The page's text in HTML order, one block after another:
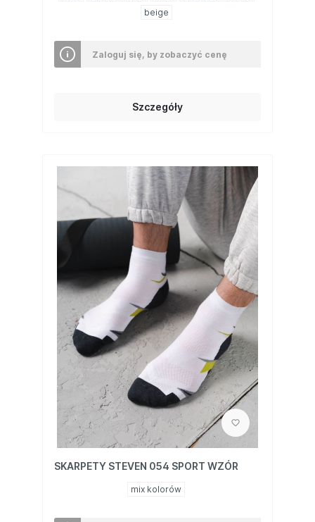
beige
Zaloguj się, by zobaczyć cenę
Szczegóły
SKARPETY STEVEN 054 SPORT WZÓR
mix kolorów